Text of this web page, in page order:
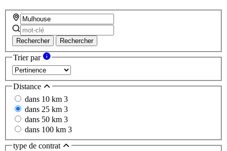
Rechercher Rechercher
Trier par
Distance
dans 10 km 3
dans 25 km 3
dans 50 km 3
dans 100 km 3
type de contrat